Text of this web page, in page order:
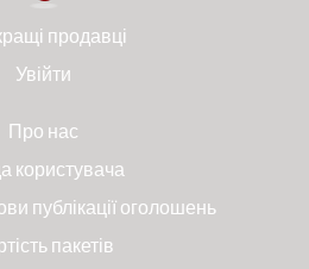
продавці
Увійти
Про нас
користувача
публікації оголошень
пакетів